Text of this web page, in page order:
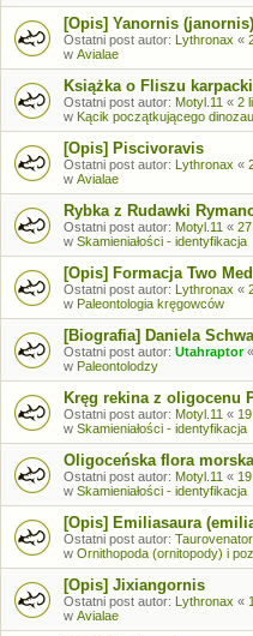
[Opis] Yanornis (janornis)
Ostatni post autor: Lythronax «
w Avialae
Książka o Fliszu
Ostatni post autor: Motyl.11 « 2
w Kącik początkującego
[Opis] Piscivoravis
Ostatni post autor: Lythronax «
w Avialae
Rybka z Rudawki
Ostatni post autor: Motyl.11 «
w Skamieniałości - identyfikacja
[Opis] Formacja Two
Ostatni post autor: Lythronax «
w Paleontologia kręgowców
[Biografia] Daniela
Ostatni post autor: Utahraptor«
w Paleontolodzy
Kręg rekina z oligocenu
Ostatni post autor: Motyl.11 «
w Skamieniałości - identyfikacja
Oligoceńska flora morska
Ostatni post autor: Motyl.11 «
w Skamieniałości - identyfikacja
[Opis] Emiliasaura
Ostatni post autor: Taurovenator
w Ornithopoda (ornitopody) i
[Opis] Jixiangornis
Ostatni post autor: Lythronax «
w Avialae